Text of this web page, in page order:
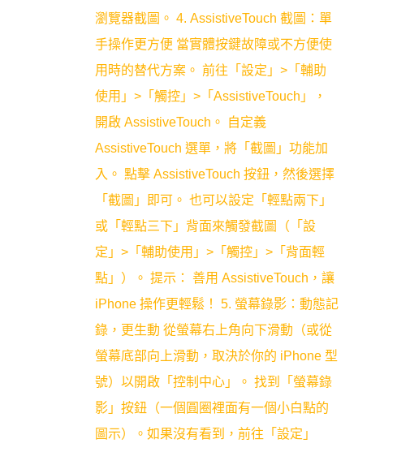
瀏覽器截圖。 4. AssistiveTouch 截圖：單
手操作更方便 當實體按鍵故障或不方便使
用時的替代方案。 前往「設定」>「輔助
使用」>「觸控」>「AssistiveTouch」，
開啟 AssistiveTouch。 自定義
AssistiveTouch 選單，將「截圖」功能加
入。 點擊 AssistiveTouch 按鈕，然後選擇
「截圖」即可。 也可以設定「輕點兩下」
或「輕點三下」背面來觸發截圖（「設
定」>「輔助使用」>「觸控」>「背面輕
點」）。 提示： 善用 AssistiveTouch，讓
iPhone 操作更輕鬆！ 5. 螢幕錄影：動態記
錄，更生動 從螢幕右上角向下滑動（或從
螢幕底部向上滑動，取決於你的 iPhone 型
號）以開啟「控制中心」。 找到「螢幕錄
影」按鈕（一個圓圈裡面有一個小白點的
圖示）。如果沒有看到，前往「設定」